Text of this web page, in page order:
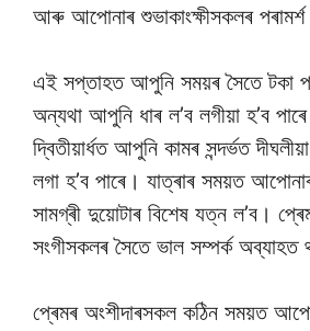
আৰু আপোনাৰ শুভাকাংক্ষীসকলৰ পৰামৰ্শ
এই সপ্তাহত আপুনি সময়ৰ সৈতে টকা
অন্যথা আপুনি ধাৰ ল’ব লগীয়া হ’ব
দ্বিতীয়াৰ্ধত আপুনি কামৰ সন্দৰ্ভত
লগা হ’ব পাৰে। যাত্ৰাৰ সময়ত
সামগ্ৰী দুয়োটাৰ বিশেষ যত্ন ল’ব।
সংগীসকলৰ সৈতে ভাল সম্পৰ্ক অব্যাহত
প্ৰেমৰ অংশীদাৰসকল কঠিন সময়ত